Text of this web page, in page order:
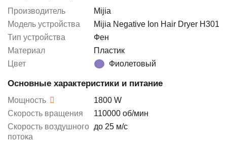
Производитель
Mijia
Модель устройства
Mijia Negative Ion Hair Dryer H301
Тип устройства
Фен
Материал
Пластик
Цвет
Фиолетовый
Основные характеристики и питание
Мощность
1800 W
Скорость вращения
110000 об/мин
Скорость воздушного
потока
до 25 м/с